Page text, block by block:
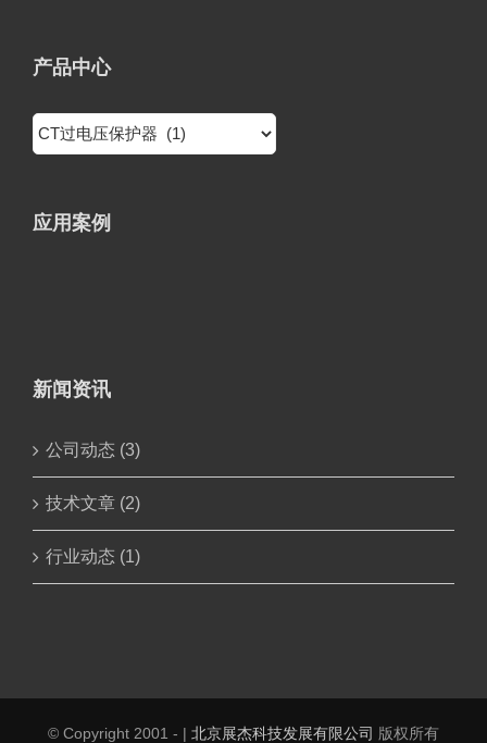
产品中心
应用案例
新闻资讯
公司动态 (3)
技术文章 (2)
行业动态 (1)
© Copyright 2001 - | 北京展杰科技发展有限公司 版权所有